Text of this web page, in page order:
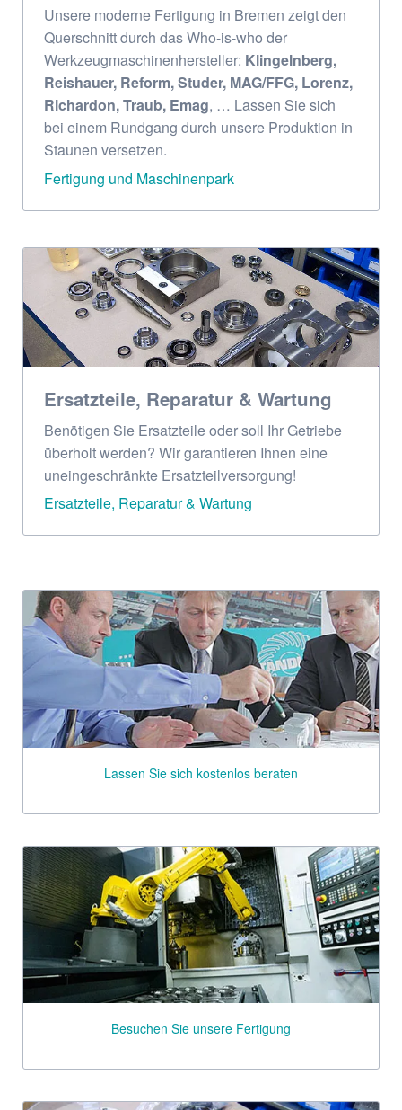
Unsere moderne Fertigung in Bremen zeigt den
Querschnitt durch das Who-is-who der
Werkzeugmaschinenhersteller: Klingelnberg,
Reishauer, Reform, Studer, MAG/FFG, Lorenz,
Richardon, Traub, Emag, … Lassen Sie sich
bei einem Rundgang durch unsere Produktion in
Staunen versetzen.
Fertigung und Maschinenpark
Ersatzteile, Reparatur & Wartung
Benötigen Sie Ersatzteile oder soll Ihr Getriebe
überholt werden? Wir garantieren Ihnen eine
uneingeschränkte Ersatzteilversorgung!
Ersatzteile, Reparatur & Wartung
Lassen Sie sich kostenlos beraten
Besuchen Sie unsere Fertigung